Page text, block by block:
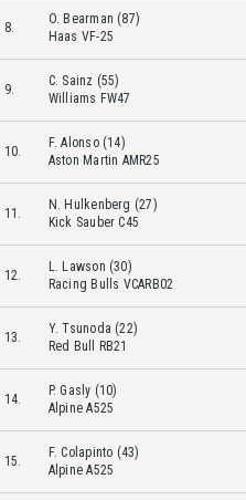
8.
O. Bearman (87)
Haas VF-25
9.
C. Sainz (55)
Williams FW47
10.
F. Alonso (14)
Aston Martin AMR25
11.
N. Hulkenberg (27)
Kick Sauber C45
12.
L. Lawson (30)
Racing Bulls VCARB02
13.
Y. Tsunoda (22)
Red Bull RB21
14.
P. Gasly (10)
Alpine A525
15.
F. Colapinto (43)
Alpine A525